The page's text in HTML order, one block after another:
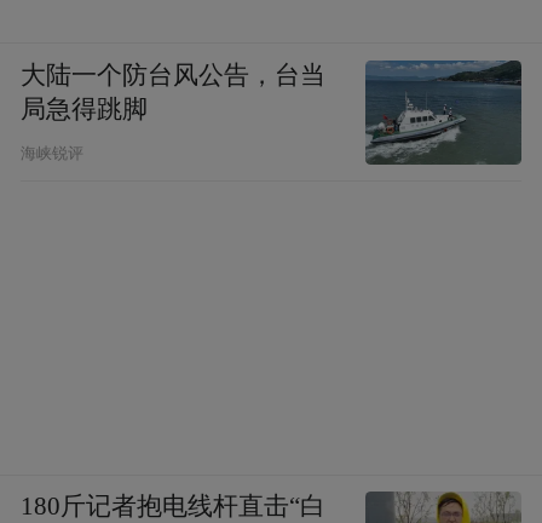
大陆一个防台风公告，台当
局急得跳脚
海峡锐评
180斤记者抱电线杆直击“白